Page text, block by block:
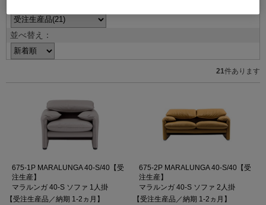
並べ替え：
21件あります
675-1P MARALUNGA 40-S/40【受
注生産】
マラルンガ 40-S ソファ 1人掛
【受注生産品／納期 1-2ヵ月】
675-2P MARALUNGA 40-S/40【受
注生産】
マラルンガ 40-S ソファ 2人掛
【受注生産品／納期 1-2ヵ月】